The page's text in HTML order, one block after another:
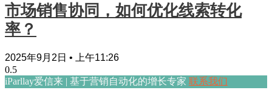
市场销售协同，如何优化线索转化
率？
2025年9月2日 上午11:26
iParllay爱信来 | 基于营销自动化的增长专家 联系我们